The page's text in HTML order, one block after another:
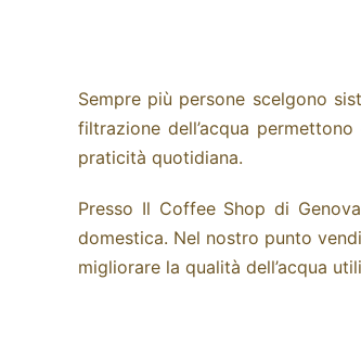
Sempre più persone scelgono
filtrazione dell’acqua
praticità quotidiana.
Presso Il Coffee Shop di
domestica. Nel nostro punto
migliorare la qualità dell’acqua